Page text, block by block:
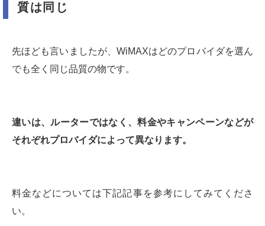
質は同じ
先ほども言いましたが、WiMAXはどのプロバイダを選ん
でも全く同じ品質の物です。
違いは、ルーターではなく、料金やキャンペーンなどが
それぞれプロバイダによって異なります。
料金などについては下記記事を参考にしてみてくださ
い。